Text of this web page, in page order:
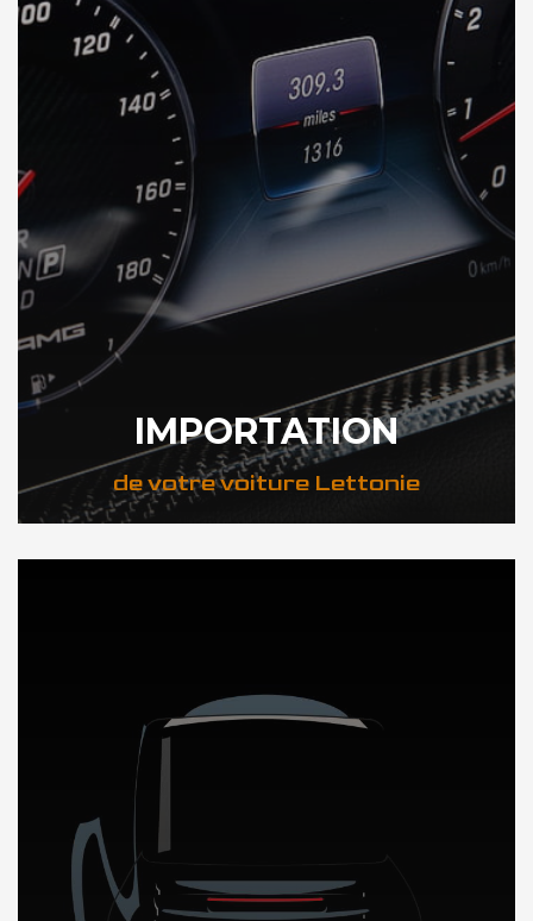
IMPORTATION
de votre voiture Lettonie
DÉCOUVREZ NOTRE IMPORTATION AUTO en Lettonie